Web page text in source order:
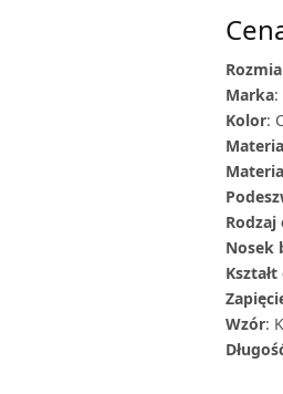
Marka:
Kolor:
M
Rodzaj
Nosek
Wzór: